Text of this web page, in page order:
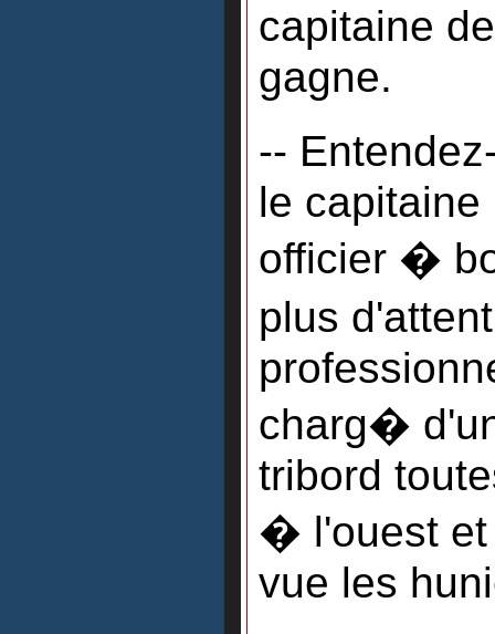
capitaine
gagne.
--
le capitaine
officier �
plus
charg�
tribord
� l'ouest et
vue les